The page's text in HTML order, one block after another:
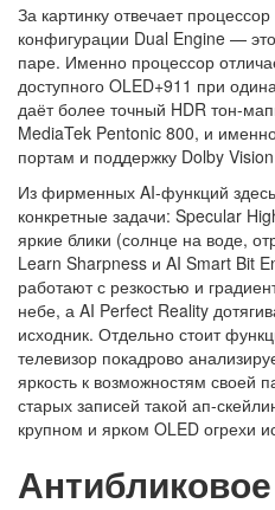
За картинку отвечает
конфигурации Dual Engine —
паре. Именно процессор
доступного OLED+911 при
даёт более точный HDR тон-
MediaTek Pentonic 800, и
портам и поддержку Dolby
Из фирменных AI-функций
конкретные задачи: Specular
яркие блики (солнце на воде,
Learn Sharpness и AI Smart Bit
работают с резкостью и
небе, а AI Perfect Reality
исходник. Отдельно стоит
телевизор покадрово
яркость к возможностям своей
старых записей такой ап-
крупном и ярком OLED огрехи